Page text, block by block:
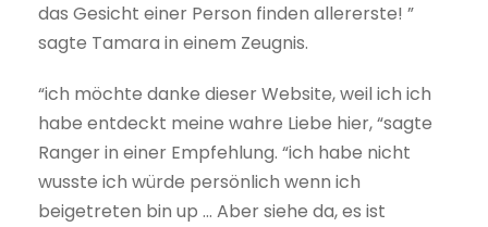
das Gesicht einer Person finden allererste! ”
sagte Tamara in einem Zeugnis.
“ich möchte danke dieser Website, weil ich ich
habe entdeckt meine wahre Liebe hier, “sagte
Ranger in einer Empfehlung. “ich habe nicht
wusste ich würde persönlich wenn ich
beigetreten bin up … Aber siehe da, es ist